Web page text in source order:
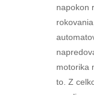
napokon
motorika
to. Z